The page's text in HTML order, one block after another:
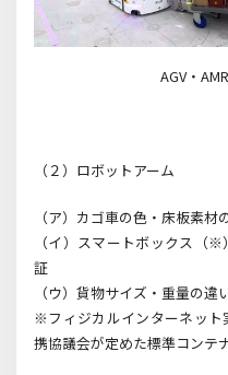
AGV・ AMR
（２）ロボットアーム
（ア）カゴ車の色・床板素
（イ）スマートボックス（
証
（ウ）貨物サイズ・重量の
※フィジカルインターネット
携協議会が定めた標準コンテ